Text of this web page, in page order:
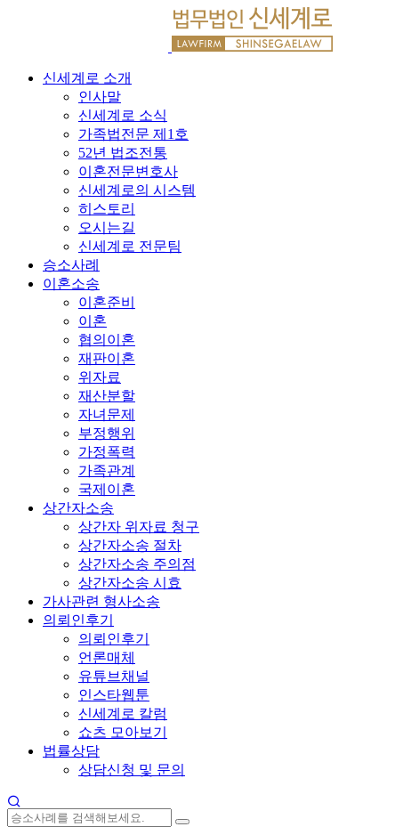
신세계로 소개
인사말
신세계로 소식
가족법전문 제1호
52년 법조전통
이혼전문변호사
신세계로의 시스템
히스토리
오시는길
신세계로 전문팀
승소사례
이혼소송
이혼준비
이혼
협의이혼
재판이혼
위자료
재산분할
자녀문제
부정행위
가정폭력
가족관계
국제이혼
상간자소송
상간자 위자료 청구
상간자소송 절차
상간자소송 주의점
상간자소송 시효
가사관련 형사소송
의뢰인후기
의뢰인후기
언론매체
유튜브채널
인스타웹툰
신세계로 칼럼
쇼츠 모아보기
법률상담
상담신청 및 문의